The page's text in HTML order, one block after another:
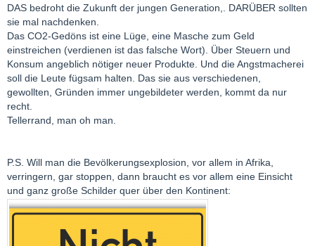
DAS bedroht die Zukunft der jungen Generation,. DARÜBER sollten
sie mal nachdenken.
Das CO2-Gedöns ist eine Lüge, eine Masche zum Geld
einstreichen (verdienen ist das falsche Wort). Über Steuern und
Konsum angeblich nötiger neuer Produkte. Und die Angstmacherei
soll die Leute fügsam halten. Das sie aus verschiedenen,
gewollten, Gründen immer ungebildeter werden, kommt da nur
recht.
Tellerrand, man oh man.
P.S. Will man die Bevölkerungsexplosion, vor allem in Afrika,
verringern, gar stoppen, dann braucht es vor allem eine Einsicht
und ganz große Schilder quer über den Kontinent: